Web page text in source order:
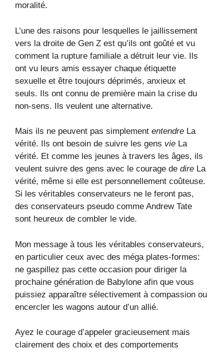
moralité.
L’une des raisons pour lesquelles le jaillissement
vers la droite de Gen Z est qu’ils ont goûté et vu
comment la rupture familiale a détruit leur vie. Ils
ont vu leurs amis essayer chaque étiquette
sexuelle et être toujours déprimés, anxieux et
seuls. Ils ont connu de première main la crise du
non-sens. Ils veulent une alternative.
Mais ils ne peuvent pas simplement entendre La
vérité. Ils ont besoin de suivre les gens vie La
vérité. Et comme les jeunes à travers les âges, ils
veulent suivre des gens avec le courage de dire La
vérité, même si elle est personnellement coûteuse.
Si les véritables conservateurs ne le feront pas,
des conservateurs pseudo comme Andrew Tate
sont heureux de combler le vide.
Mon message à tous les véritables conservateurs,
en particulier ceux avec des méga plates-formes:
ne gaspillez pas cette occasion pour diriger la
prochaine génération de Babylone afin que vous
puissiez apparaître sélectivement à compassion ou
encercler les wagons autour d’un allié.
Ayez le courage d’appeler gracieusement mais
clairement des choix et des comportements